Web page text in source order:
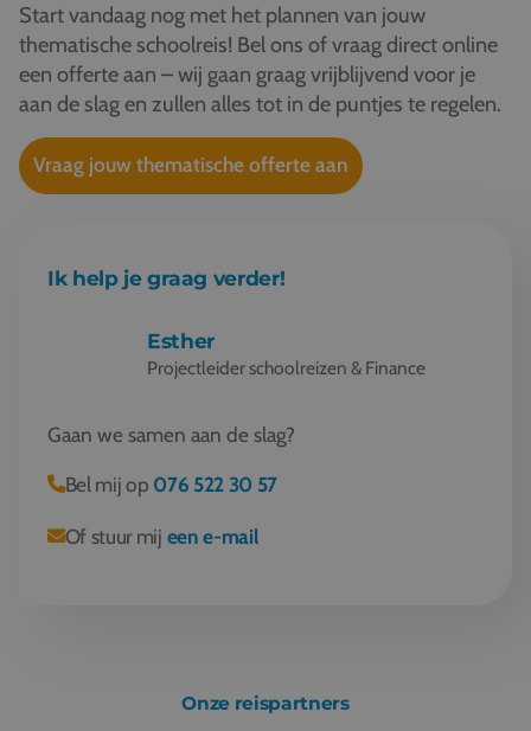
Start vandaag nog met het plannen van jouw
thematische schoolreis! Bel ons of vraag direct online
een offerte aan – wij gaan graag vrijblijvend voor je
aan de slag en zullen alles tot in de puntjes te regelen.
Vraag jouw thematische offerte aan
Ik help je graag verder!
Esther
Projectleider schoolreizen & Finance
Gaan we samen aan de slag?
Bel mij op 076 522 30 57
Of stuur mij een e-mail
Onze reispartners